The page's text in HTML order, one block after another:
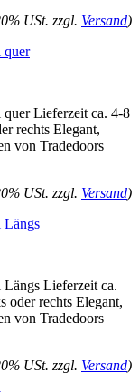
USt. zzgl. Versand)
quer
Lieferzeit ca. 4-8
rechts Elegant,
von Tradedoors
USt. zzgl. Versand)
Längs
Lieferzeit ca.
oder rechts Elegant,
von Tradedoors
USt. zzgl. Versand)